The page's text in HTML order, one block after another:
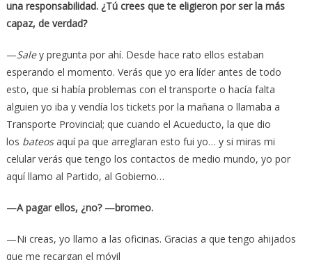
una responsabilidad. ¿Tú crees que te eligieron por ser la más
capaz, de verdad?
—Saley pregunta por ahí. Desde hace rato ellos estaban
esperando el momento. Verás que yo era líder antes de todo
esto, que si había problemas con el transporte o hacía falta
alguien yo iba y vendía los tickets por la mañana o llamaba a
Transporte Provincial; que cuando el Acueducto, la que dio
los bateosaquí pa que arreglaran esto fui yo… y si miras mi
celular verás que tengo los contactos de medio mundo, yo por
aquí llamo al Partido, al Gobierno…
—A pagar ellos, ¿no? —bromeo.
—Ni creas, yo llamo a las oficinas. Gracias a que tengo ahijados
que me recargan el móvil